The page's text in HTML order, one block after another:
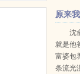
原来
沈
就是他
富婆包
条流光